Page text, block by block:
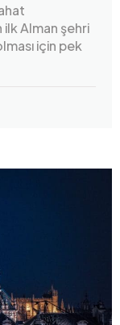
Alman şehri
için pek